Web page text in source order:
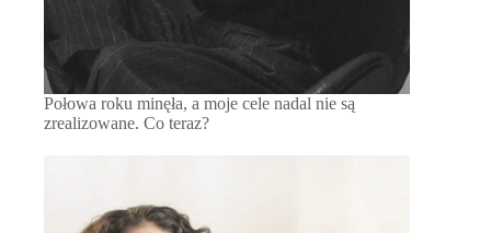
Połowa roku minęła, a moje cele nadal nie są
zrealizowane. Co teraz?